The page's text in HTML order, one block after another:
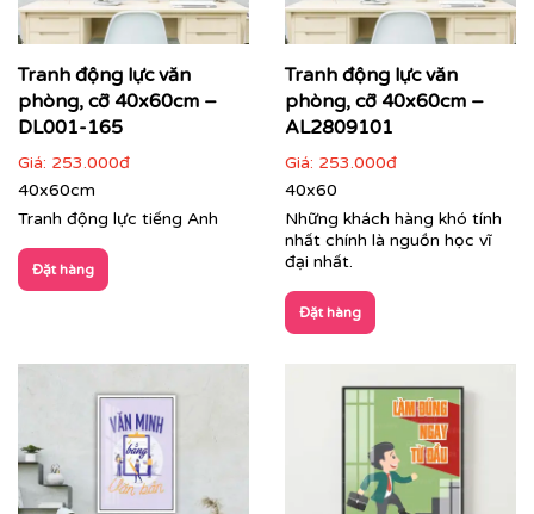
Tranh văn phòng in theo mẫu và kích thước riêng của
khách hàng
Quý khách có nhu cầu:
đẹp theo chủ đề
theo nhiều kích thước
Quý khách vui lòng nhấn
để gặp nhân viên tư
vấn hoặc SĐT037 722 1985
để nhân viên tư vấn gửi
mẫu theo yêu cầu của quý khách.
Tranh động lực văn
phòng, cỡ 40x60cm –
DL001-165
Giá: 253.000đ
40x60cm
Tranh động lực tiếng Anh
Đặt hàng
Tranh động lực văn
phòng, cỡ 40x60cm –
AL2809101
Giá: 253.000đ
40x60
Những khách hàng khó tính
nhất chính là nguồn học vĩ
đại nhất.
Đặt hàng